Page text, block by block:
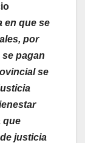
en que se
por
pagan
se
que
justicia